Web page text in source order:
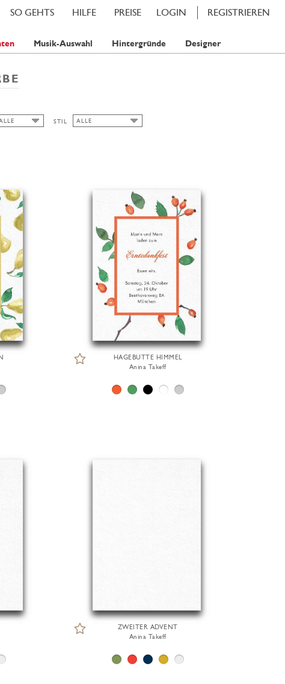
LOGIN REGISTRIEREN
PREISE
HILFE
SO GEHTS
Musik-Auswahl Hintergründe Designer
STIL
SOMMER
ALLE
HAGEBUTTE HIMMEL
Anina Takeff
ZWEITER ADVENT
Anina Takeff